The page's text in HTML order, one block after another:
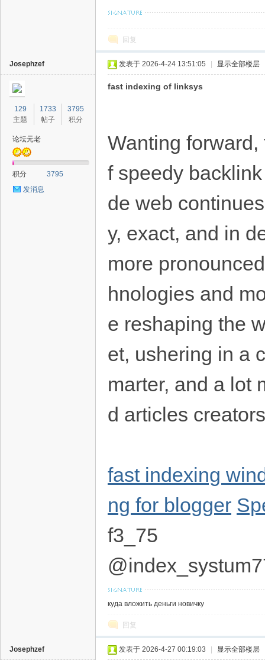
回复
Josephzef
129
主题
1733
帖子
3795
积分
论坛元老
积分
3795
发消息
发表于 2026-4-24 13:51:05 显示全部楼层
fast indexing of linksys
Wanting
f speedy
de web
y, exact, and in
more
hnologies and
e reshaping the
et, ushering in a
marter, and a lot
d articles
fast indexing
ng for blogger
f3_75
куда вложить деньги новичку
回复
Josephzef 发表于 2026-4-27 00:19:03 显示全部楼层